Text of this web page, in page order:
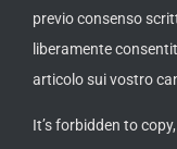
previo consenso
liberamente
articolo sui vostro
It’s forbidden to